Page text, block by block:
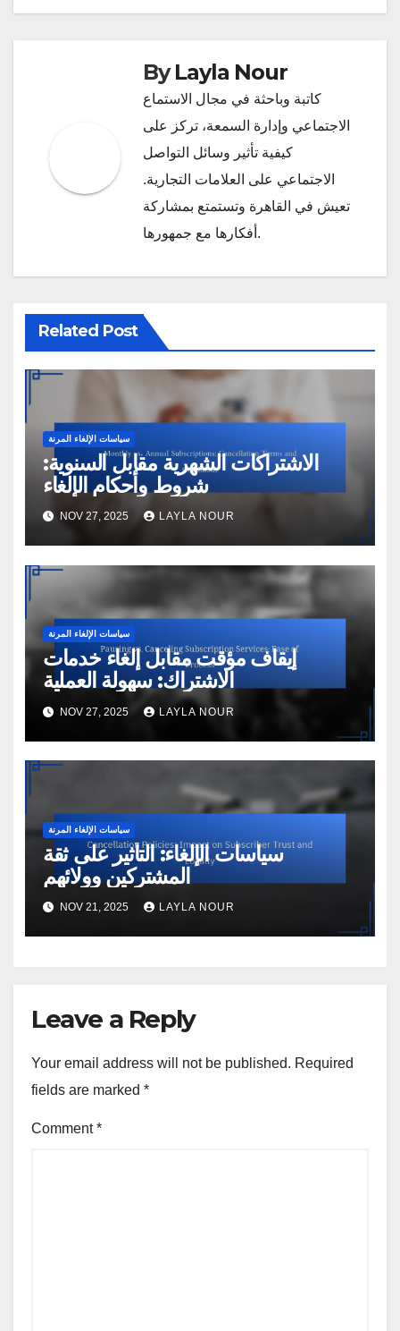
ByLayla Nour
كاتبة وباحثة في مجال الاستماع
الاجتماعي وإدارة السمعة، تركز على
كيفية تأثير وسائل التواصل
الاجتماعي على العلامات التجارية.
تعيش في القاهرة وتستمتع بمشاركة
أفكارها مع جمهورها.
Related Post
سياسات الإلغاء المرنة
الاشتراكات الشهرية مقابل السنوية:
شروط وأحكام الإلغاء
NOV 27, 2025 LAYLA NOUR
سياسات الإلغاء المرنة
إيقاف مؤقت مقابل إلغاء خدمات
الاشتراك: سهولة العملية
NOV 27, 2025 LAYLA NOUR
سياسات الإلغاء المرنة
سياسات الإلغاء: التأثير على ثقة
المشتركين وولائهم
NOV 21, 2025 LAYLA NOUR
Leave a Reply
Your email address will not be published. Required
fields are marked *
Comment*